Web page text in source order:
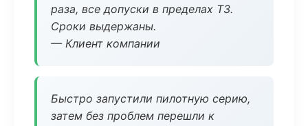
раза, все допуски в пределах ТЗ.
Сроки выдержаны.
— Клиент компании
Быстро запустили пилотную серию,
затем без проблем перешли к